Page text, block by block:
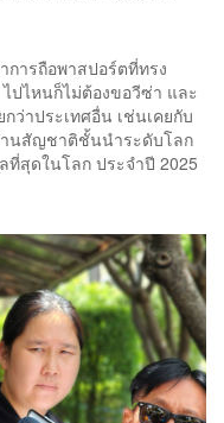
การถือพาสปอร์ตที่ทรง
ปไหนก็ไม่ต้องขอวีซ่า และ
ว่าประเทศอื่น เช่นเคยกับ
านสัญชาติชั้นนำระดับโลก
ที่สุดในโลก ประจำปี 2025